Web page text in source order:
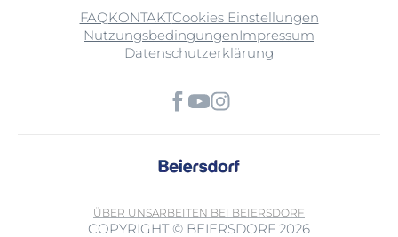
FAQKONTAKTCookies Einstellungen
NutzungsbedingungenImpressum
Datenschutzerklärung
ÜBER UNSARBEITEN BEI BEIERSDORF
COPYRIGHT © BEIERSDORF 2026